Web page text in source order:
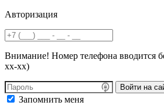
Авторизация
Внимание! Номер телефона вводится
хх-хх)
Войти на
Запомнить меня